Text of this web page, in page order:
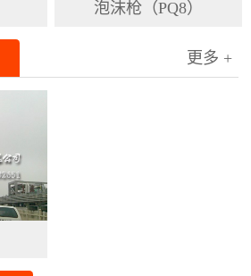
泡沫枪（PQ8）
更多 +